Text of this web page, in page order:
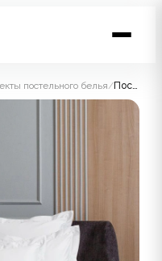
постельного белья/ Постельное белье Alpine White Allure Grass Семейный